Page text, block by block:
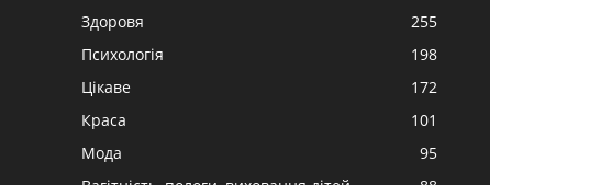
Здоровя
255
Психологія
198
Цікаве
172
Краса
101
Мода
95